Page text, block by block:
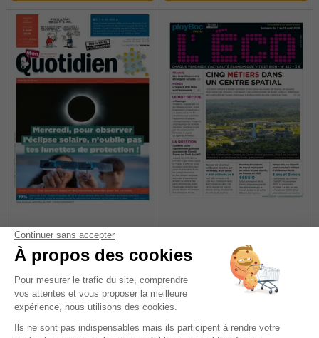
Mon Quotidien
1 an
258 €
229,00 € -11%
1 an
169,00 €